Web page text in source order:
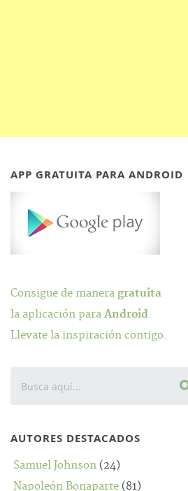
APP GRATUITA PARA ANDROID
Consigue de maneragratuita
la aplicación paraAndroid.
Llevate la inspiración contigo.
AUTORES DESTACADOS
Samuel Johnson (24)
Napoleón Bonaparte (81)